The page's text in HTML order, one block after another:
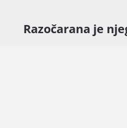
Razočarana je